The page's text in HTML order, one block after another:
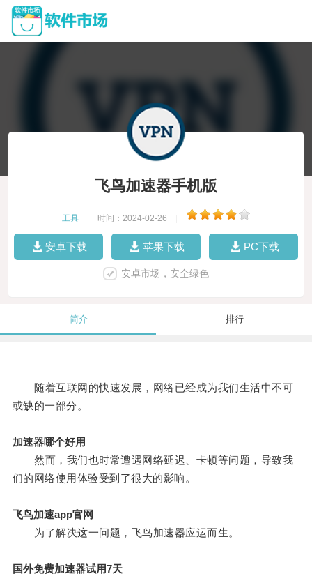
飞鸟加速器手机版
工具 时间：2024-02-26
安卓下载 苹果下载 PC下载
安卓市场，安全绿色
简介 排行
随着互联网的快速发展，网络已经成为我们生活中不可
或缺的一部分。
加速器哪个好用
然而，我们也时常遭遇网络延迟、卡顿等问题，导致我
们的网络使用体验受到了很大的影响。
飞鸟加速app官网
为了解决这一问题，飞鸟加速器应运而生。
国外免费加速器试用7天